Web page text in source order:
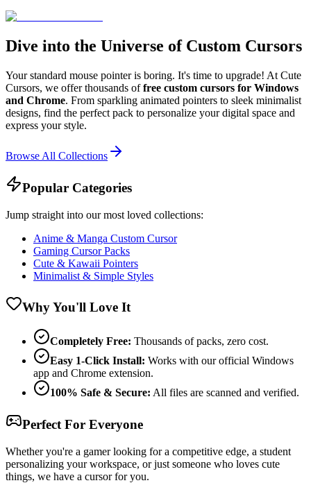
Dive into the Universe of Custom Cursors
Your standard mouse pointer is boring. It's time to upgrade! At Cute
Cursors, we offer thousands offree custom cursors for Windows
and Chrome. From sparkling animated pointers to sleek minimalist
designs, find the perfect pack to personalize your digital space and
express your style.
Browse All Collections
Popular Categories
Jump straight into our most loved collections:
Anime & Manga Custom Cursor
Gaming Cursor Packs
Cute & Kawaii Pointers
Minimalist & Simple Styles
Why You'll Love It
Completely Free: Thousands of packs, zero cost.
Easy 1-Click Install: Works with our official Windows
app and Chrome extension.
100% Safe & Secure: All files are scanned and verified.
Perfect For Everyone
Whether you're a gamer looking for a competitive edge, a student
personalizing your workspace, or just someone who loves cute
things, we have a cursor for you.